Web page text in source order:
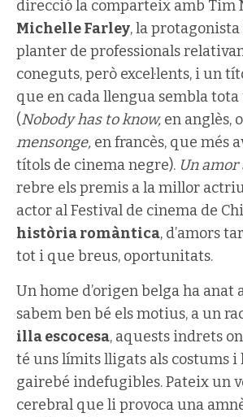
direcció la comparteix amb Tim
Michelle Farley, la
planter de professionals
coneguts, però excel·lents, i un
que en cada llengua sembla tota
(Nobody has to know, en anglès, o
mensonge, en francès, que més
títols de cinema negre). Un amor
rebre els premis a la millor
actor al Festival de cinema de
història romàntica, d’amors
tot i que breus, oportunitats.
Un home d’origen belga ha anat
sabem ben bé els motius, a un
illa escocesa, aquests indrets
té uns límits lligats als costums i
gairebé indefugibles. Pateix un
cerebral que li provoca una